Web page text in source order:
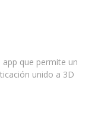
app que permite un
unido a 3D